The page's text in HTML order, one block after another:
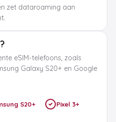
zet dataroaming aan
eSIM-telefoons, zoals
Galaxy S20+ en Google
S20+ Pixel 3+